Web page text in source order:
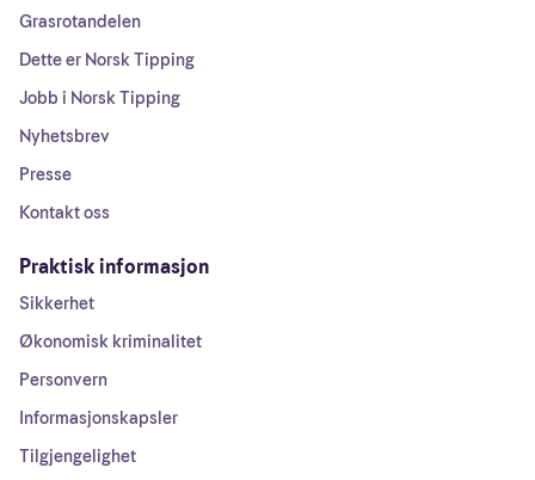
Grasrotandelen
Dette er Norsk Tipping
Jobb i Norsk Tipping
Nyhetsbrev
Presse
Kontakt oss
Praktisk informasjon
Sikkerhet
Økonomisk kriminalitet
Personvern
Informasjonskapsler
Tilgjengelighet